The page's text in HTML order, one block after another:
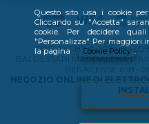
Questo sito usa i cookie
Cliccando su "Accetta"
cookie. Per decidere
"Personalizza". Per maggiori
la pagina
Cookie Policy .
COPYRIGHT © 2024
BALDESSARI MAGDALENA
NEGOZIO ONLINE DI